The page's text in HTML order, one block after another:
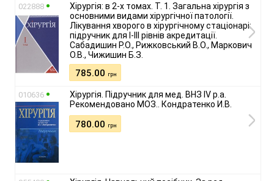
022888
Хірургія: в 2-х томах. Т. 1. Загальна хірургія з
основними видами хірургічної патології.
Лікування хворого в хірургічному стаціонарі:
підручник для І-ІІІ рівнів акредитації.
Сабадишин Р.О., Рижковський В.О., Маркович
О.В., Чижишин Б.З.
785.00 грн
010636
Хірургія. Підручник для мед. ВНЗ ІV р.а.
Рекомендовано МОЗ.. Кондратенко И.В.
780.00 грн